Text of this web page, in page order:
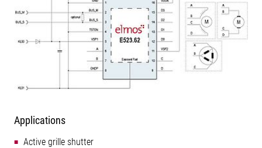
Applications
Active grille shutter